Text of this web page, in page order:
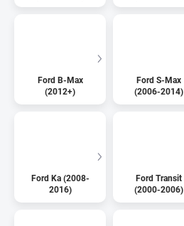
Ford B-Max
(2012+)
Ford S-Max
(2006-2014)
Ford Ka (2008-
2016)
Ford Transit
(2000-2006)